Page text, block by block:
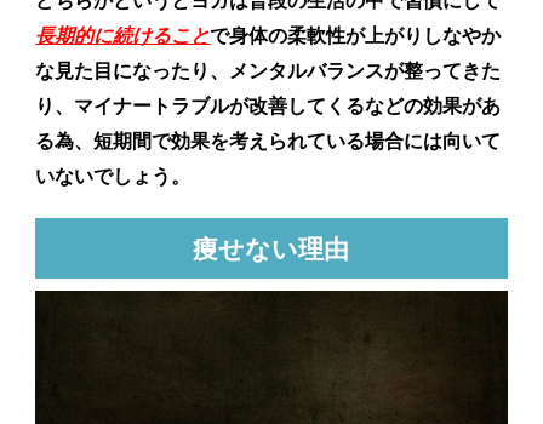
長期的に続けることで身体の柔軟性が上がりしなやか
な見た目になったり、メンタルバランスが整ってきた
り、マイナートラブルが改善してくるなどの効果があ
る為、短期間で効果を考えられている場合には向いて
いないでしょう。
痩せない理由